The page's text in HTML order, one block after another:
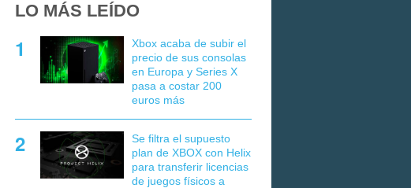
LO MÁS LEÍDO
Xbox acaba de subir el
precio de sus consolas
en Europa y Series X
pasa a costar 200
euros más
Se filtra el supuesto
plan de XBOX con Helix
para transferir licencias
de juegos físicos a